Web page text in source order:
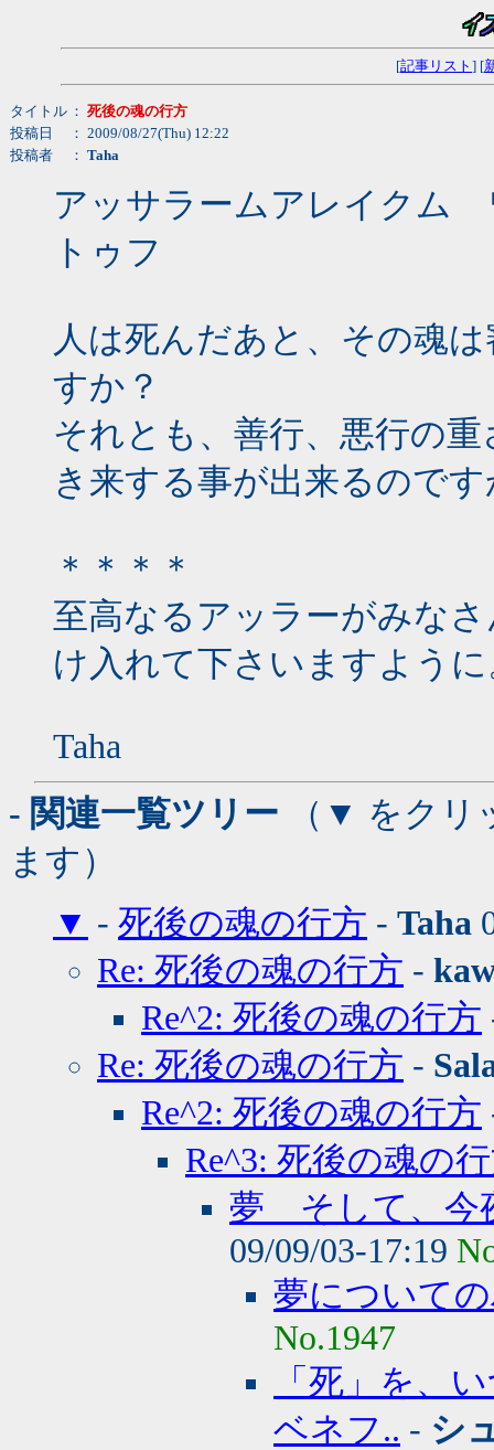
[記事リスト ] [
タイトル ： 死後の魂の行方
投稿日
： 2009/08/27(Thu) 12:22
投稿者
： Taha
アッサラームアレイクム
トゥフ
人は死んだあと、その魂
すか？
それとも、善行、悪行の
き来する事が出来るので
＊＊＊＊
至高なるアッラーがみな
け入れて下さいますよう
Taha
- 関連一覧ツリー （▼ をクリ
ます）
▼ - 死後の魂の行方 - Taha
Re: 死後の魂の行方 -
Re^2: 死後の魂の行方
Re: 死後の魂の行方 -
Re^2: 死後の魂の行方
Re^3: 死後の魂の
夢 そして、今
09/09/03-17:19
夢について
No.1947
「死」を、
ベネフ.. - シ